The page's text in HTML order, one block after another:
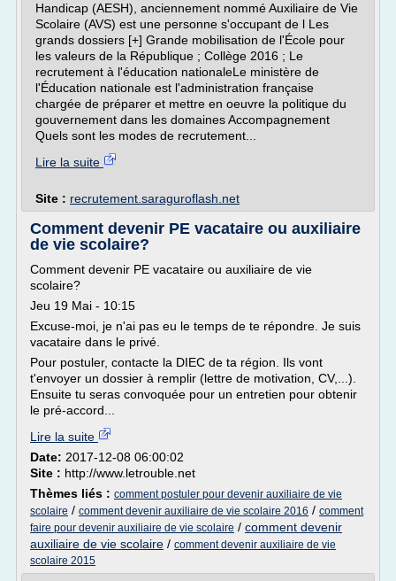
Handicap (AESH), anciennement nommé Auxiliaire de Vie
Scolaire (AVS) est une personne s'occupant de l Les
grands dossiers [+] Grande mobilisation de l'École pour
les valeurs de la République ; Collège 2016 ; Le
recrutement à l'éducation nationaleLe ministère de
l'Éducation nationale est l'administration française
chargée de préparer et mettre en oeuvre la politique du
gouvernement dans les domaines Accompagnement
Quels sont les modes de recrutement...
Lire la suite
Site : recrutement.saraguroflash.net
Comment devenir PE vacataire ou auxiliaire
de vie scolaire?
Comment devenir PE vacataire ou auxiliaire de vie
scolaire?
Jeu 19 Mai - 10:15
Excuse-moi, je n'ai pas eu le temps de te répondre. Je suis
vacataire dans le privé.
Pour postuler, contacte la DIEC de ta région. Ils vont
t'envoyer un dossier à remplir (lettre de motivation, CV,...).
Ensuite tu seras convoquée pour un entretien pour obtenir
le pré-accord...
Lire la suite
Date: 2017-12-08 06:00:02
Site : http://www.letrouble.net
Thèmes liés : comment postuler pour devenir auxiliaire de vie
scolaire / comment devenir auxiliaire de vie scolaire 2016 / comment
faire pour devenir auxiliaire de vie scolaire / comment devenir
auxiliaire de vie scolaire / comment devenir auxiliaire de vie
scolaire 2015